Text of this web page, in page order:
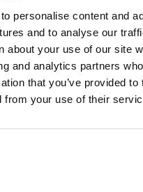
personalise content and
and to analyse our
about your use of our site
and analytics partners
that you’ve provided to
from your use of their
Nevenapparaat modulair
compact Hulpcontact
S2C-H11L
2CDS200936R0001
Niet voorraadhoudend -